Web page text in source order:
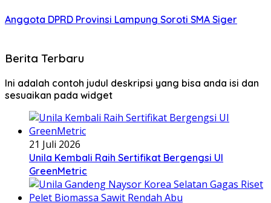
Anggota DPRD Provinsi Lampung Soroti SMA Siger
Berita Terbaru
Ini adalah contoh judul deskripsi yang bisa anda isi dan
sesuaikan pada widget
21 Juli 2026
Unila Kembali Raih Sertifikat Bergengsi UI
GreenMetric